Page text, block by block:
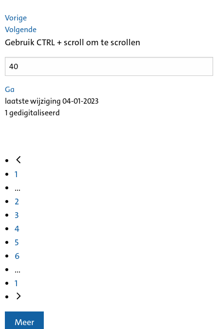
Vorige
Volgende
Gebruik CTRL + scroll om te scrollen
Ga
laatste wijziging 04-01-2023
1 gedigitaliseerd
1
...
2
3
4
5
6
...
1
Meer